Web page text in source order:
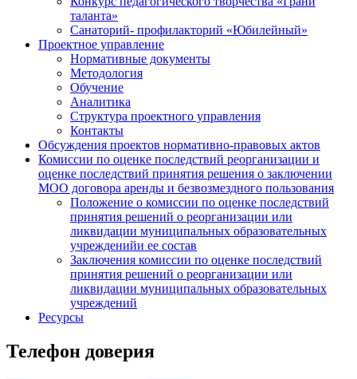
таланта»
Санаторий- профилакторий «Юбилейный»
Проектное управление
Нормативные документы
Методология
Обучение
Аналитика
Структура проектного управления
Контакты
Обсуждения проектов нормативно-правовых актов
Комиссии по оценке последствий реорганизации и
оценке последствий принятия решения о заключении
МОО договора аренды и безвозмездного пользования
Положение о комиссии по оценке последствий
принятия решений о реорганизации или
ликвидации муниципальных образовательных
учрежденийи ее состав
Заключения комиссии по оценке последствий
принятия решений о реорганизации или
ликвидации муниципальных образовательных
учреждений
Ресурсы
Телефон доверия